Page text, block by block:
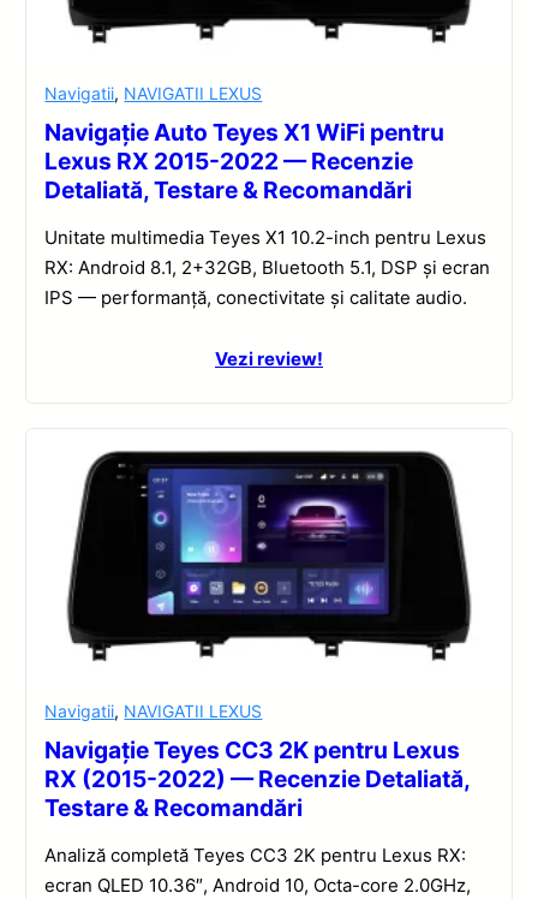
Navigatii, NAVIGATII LEXUS
Navigație Auto Teyes X1 WiFi pentru
Lexus RX 2015-2022 — Recenzie
Detaliată, Testare & Recomandări
Unitate multimedia Teyes X1 10.2-inch pentru Lexus
RX: Android 8.1, 2+32GB, Bluetooth 5.1, DSP și ecran
IPS — performanță, conectivitate și calitate audio.
Vezi review!
Navigatii, NAVIGATII LEXUS
Navigație Teyes CC3 2K pentru Lexus
RX (2015-2022) — Recenzie Detaliată,
Testare & Recomandări
Analiză completă Teyes CC3 2K pentru Lexus RX:
ecran QLED 10.36″, Android 10, Octa-core 2.0GHz,